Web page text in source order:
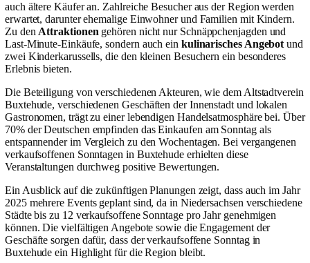
auch ältere Käufer an. Zahlreiche Besucher aus der Region werden
erwartet, darunter ehemalige Einwohner und Familien mit Kindern.
Zu den Attraktionen gehören nicht nur Schnäppchenjagden und
Last-Minute-Einkäufe, sondern auch ein kulinarisches Angebot und
zwei Kinderkarussells, die den kleinen Besuchern ein besonderes
Erlebnis bieten.
Die Beteiligung von verschiedenen Akteuren, wie dem Altstadtverein
Buxtehude, verschiedenen Geschäften der Innenstadt und lokalen
Gastronomen, trägt zu einer lebendigen Handelsatmosphäre bei. Über
70% der Deutschen empfinden das Einkaufen am Sonntag als
entspannender im Vergleich zu den Wochentagen. Bei vergangenen
verkaufsoffenen Sonntagen in Buxtehude erhielten diese
Veranstaltungen durchweg positive Bewertungen.
Ein Ausblick auf die zukünftigen Planungen zeigt, dass auch im Jahr
2025 mehrere Events geplant sind, da in Niedersachsen verschiedene
Städte bis zu 12 verkaufsoffene Sonntage pro Jahr genehmigen
können. Die vielfältigen Angebote sowie die Engagement der
Geschäfte sorgen dafür, dass der verkaufsoffene Sonntag in
Buxtehude ein Highlight für die Region bleibt.